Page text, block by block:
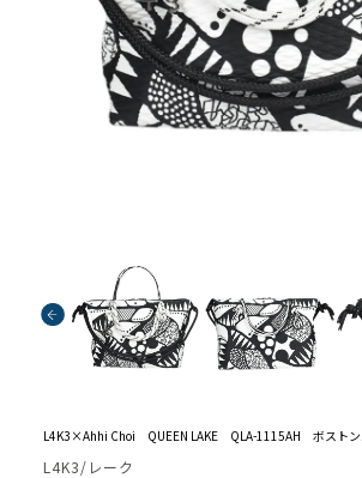
L4K3×Ahhi Choi QUEEN LAKE QLA-1115AH ボストン
L4K3/レーク